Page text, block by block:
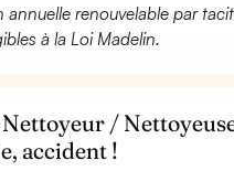
annuelle renouvelable par
à la Loi Madelin.
/
accident !